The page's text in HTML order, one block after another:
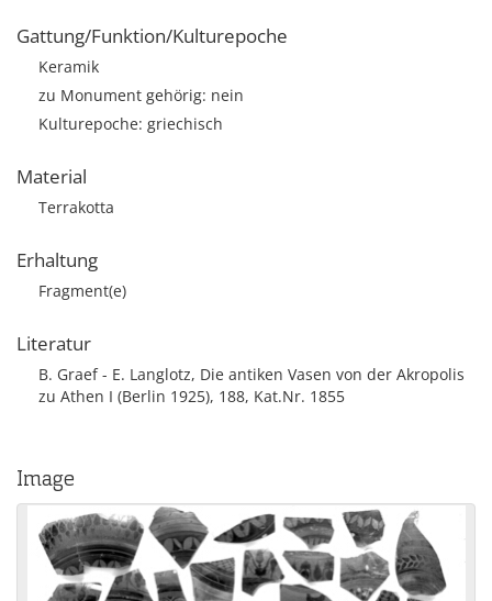
Gattung/Funktion/Kulturepoche
Keramik
zu Monument gehörig: nein
Kulturepoche: griechisch
Material
Terrakotta
Erhaltung
Fragment(e)
Literatur
B. Graef - E. Langlotz, Die antiken Vasen von der Akropolis
zu Athen I (Berlin 1925), 188, Kat.Nr. 1855
Image